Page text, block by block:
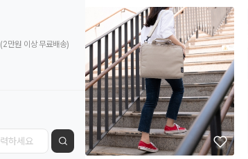
(2만원 이상 무료배송)